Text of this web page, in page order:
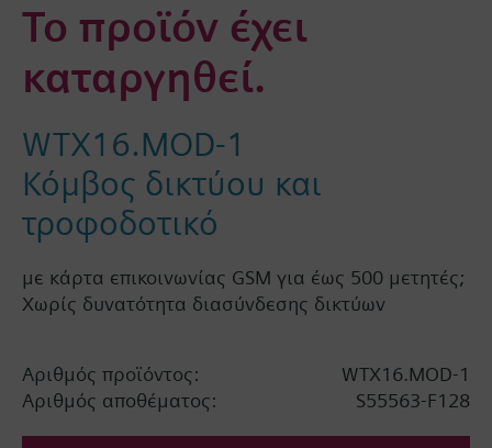
Το προϊόν έχει
καταργηθεί.
WTX16.MOD-1
Κόμβος δικτύου και
τροφοδοτικό
με κάρτα επικοινωνίας GSM για έως 500 μετητές;
Χωρίς δυνατότητα διασύνδεσης δικτύων
Αριθμός προϊόντος:
WTX16.MOD-1
Αριθμός αποθέματος:
S55563-F128